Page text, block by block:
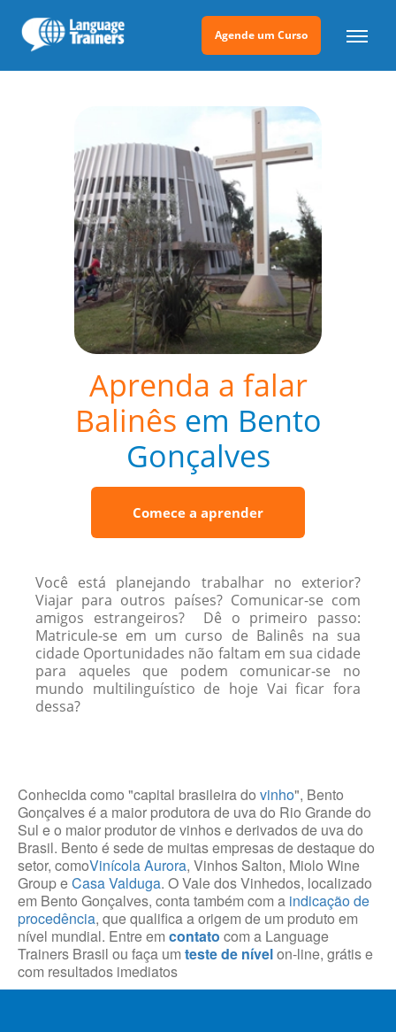
Agende um Curso
Aprenda a falar
Balinês em Bento
Gonçalves
Comece a aprender
Você está planejando trabalhar no exterior?
Viajar para outros países? Comunicar-se com
amigos estrangeiros? Dê o primeiro passo:
Matricule-se em um curso de Balinês na sua
cidade Oportunidades não faltam em sua cidade
para aqueles que podem comunicar-se no
mundo multilinguístico de hoje Vai ficar fora
dessa?
Conhecida como "capital brasileira do vinho", Bento
Gonçalves é a maior produtora de uva do Rio Grande do
Sul e o maior produtor de vinhos e derivados de uva do
Brasil. Bento é sede de muitas empresas de destaque do
setor, comoVinícola Aurora, Vinhos Salton, Miolo Wine
Group eCasa Valduga. O Vale dos Vinhedos, localizado
em Bento Gonçalves, conta também com a indicação de
procedência, que qualifica a origem de um produto em
nível mundial. Entre em contato com a Language
Trainers Brasil ou faça um teste de nívelon-line, grátis e
com resultados imediatos